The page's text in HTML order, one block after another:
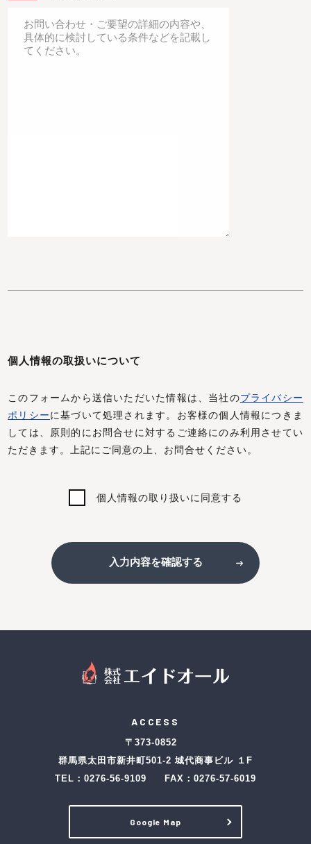
個人情報の取扱いについて
このフォームから送信いただいた情報は、当社のプライバシー
ポリシーに基づいて処理されます。お客様の個人情報につきま
しては、原則的にお問合せに対するご連絡にのみ利用させてい
ただきます。上記にご同意の上、お問合せください。
個人情報の取り扱いに同意する
入力内容を確認する
ACCESS
〒373-0852
群馬県太田市新井町501-2 城代商事ビル １F
TEL： 0276-56-9109 FAX：0276-57-6019
Google Map